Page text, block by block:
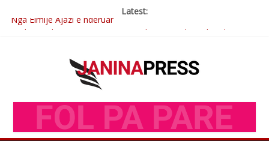
Latest:
Brahim Çekaj njē veprimtar i respektuar i çeshtjës kombëtare
Çlirimtari Agron Gërvalla me takime pune në atdhe të shoqerisë
Mimoza Gjoni artiste e mirëfilltë e këngës shqiptare